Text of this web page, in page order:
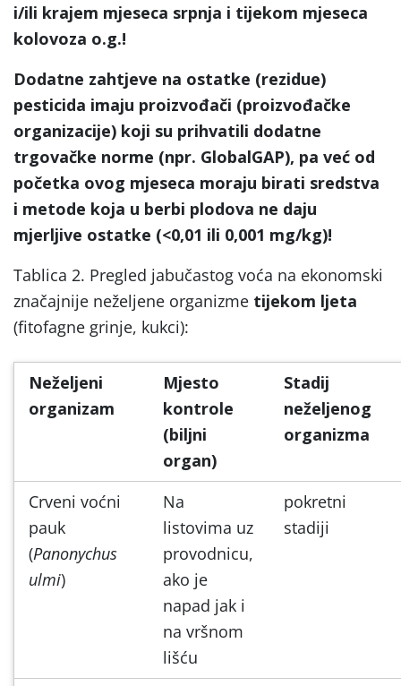
i/ili krajem mjeseca srpnja i tijekom mjeseca
kolovoza o.g.!
Dodatne zahtjeve na ostatke (rezidue)
pesticida imaju proizvođači (proizvođačke
organizacije) koji su prihvatili dodatne
trgovačke norme (npr. GlobalGAP), pa već od
početka ovog mjeseca moraju birati sredstva
i metode koja u berbi plodova ne daju
mjerljive ostatke (<0,01 ili 0,001 mg/kg)!
Tablica 2. Pregled jabučastog voća na ekonomski
značajnije neželjene organizme tijekom ljeta
(fitofagne grinje, kukci):
Neželjeni
organizam
Mjesto
kontrole
(biljni
organ)
Stadij
neželjenog
organizma
Crveni voćni
pauk
(Panonychus
ulmi)
Na
listovima uz
provodnicu,
ako je
napad jak i
na vršnom
lišću
pokretni
stadiji